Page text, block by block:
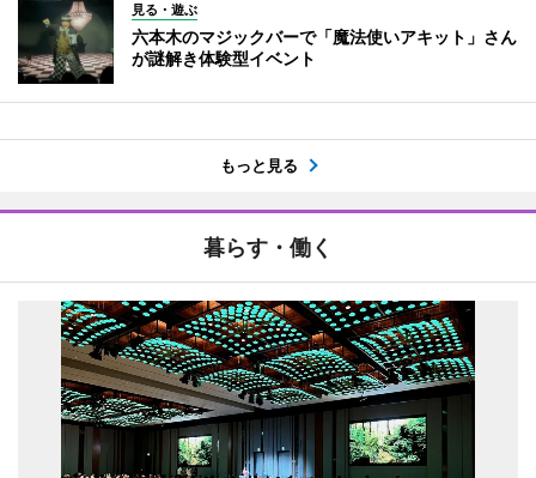
見る・遊ぶ
六本木のマジックバーで「魔法使いアキット」さん
が謎解き体験型イベント
もっと見る
暮らす・働く